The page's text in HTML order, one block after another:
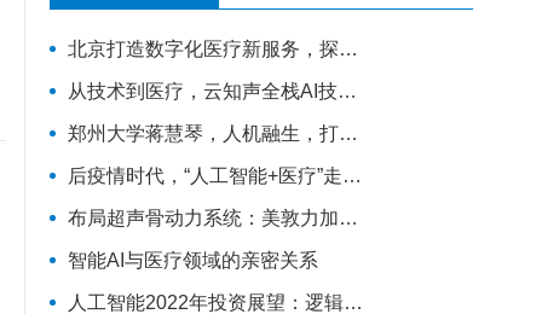
北京打造数字化医疗新服务，探索将人工智能列为独立服务项目
从技术到医疗，云知声全栈AI技术为智慧医疗加码
郑州大学蒋慧琴，人机融生，打造医疗元宇宙
后疫情时代，“人工智能+医疗”走到聚光灯前
布局超声骨动力系统：美敦力加码智能骨科一体化
智能AI与医疗领域的亲密关系
人工智能2022年投资展望：逻辑、机遇与未来